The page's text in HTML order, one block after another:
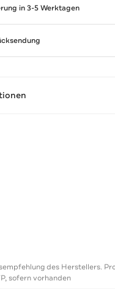
in 3-5 Werktagen
des Herstellers.
sofern vorhanden